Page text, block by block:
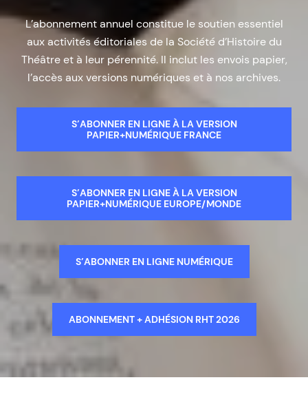
L’abonnement annuel constitue le soutien essentiel
aux activités éditoriales de la Société d’Histoire du
Théâtre et à leur pérennité. Il inclut les envois papier,
l’accès aux versions numériques et à nos archives.
S’ABONNER EN LIGNE À LA VERSION
PAPIER+NUMÉRIQUE FRANCE
S’ABONNER EN LIGNE À LA VERSION
PAPIER+NUMÉRIQUE EUROPE/MONDE
S’ABONNER EN LIGNE NUMÉRIQUE
ABONNEMENT + ADHÉSION RHT 2026